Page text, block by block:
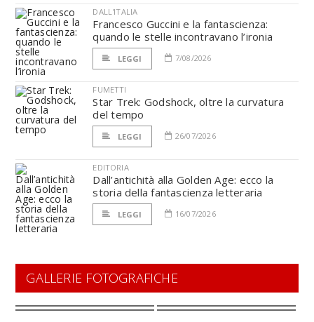
DALL'ITALIA
Francesco Guccini e la fantascienza:
quando le stelle incontravano l’ironia
LEGGI 7/08/2026
FUMETTI
Star Trek: Godshock, oltre la curvatura
del tempo
LEGGI 26/07/2026
EDITORIA
Dall’antichità alla Golden Age: ecco la
storia della fantascienza letteraria
LEGGI 16/07/2026
GALLERIE FOTOGRAFICHE